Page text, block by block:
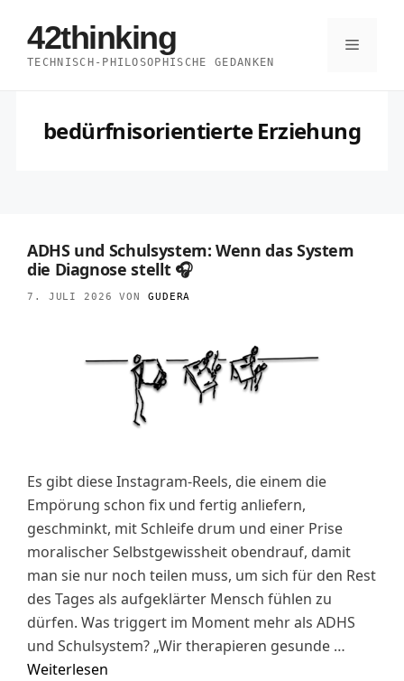
Inhalt
springen
42thinking
TECHNISCH-PHILOSOPHISCHE GEDANKEN
Menü
bedürfnisorientierte Erziehung
ADHS und Schulsystem: Wenn das System
die Diagnose stellt 🎧
7. JULI 2026 VON GUDERA
Es gibt diese Instagram-Reels, die einem die
Empörung schon fix und fertig anliefern,
geschminkt, mit Schleife drum und einer Prise
moralischer Selbstgewissheit obendrauf, damit
man sie nur noch teilen muss, um sich für den Rest
des Tages als aufgeklärter Mensch fühlen zu
dürfen. Was triggert im Moment mehr als ADHS
und Schulsystem? „Wir therapieren gesunde …
Weiterlesen